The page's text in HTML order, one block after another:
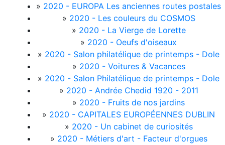
» 2020 - EUROPA Les anciennes routes postales
» 2020 - Les couleurs du COSMOS
» 2020 - La Vierge de Lorette
» 2020 - Oeufs d'oiseaux
» 2020 - Salon philatélique de printemps - Dole
» 2020 - Voitures & Vacances
» 2020 - Salon Philatélique de printemps - Dole
» 2020 - Andrée Chedid 1920 - 2011
» 2020 - Fruits de nos jardins
» 2020 - CAPITALES EUROPÉENNES DUBLIN
» 2020 - Un cabinet de curiosités
» 2020 - Métiers d'art - Facteur d'orgues